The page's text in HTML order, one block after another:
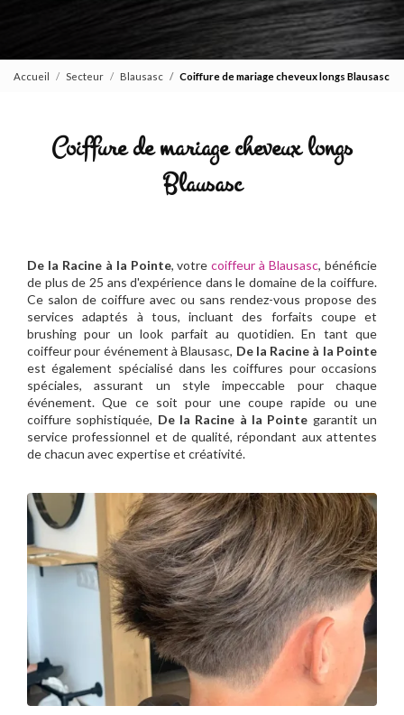
Accueil Secteur Blausasc Coiffure de mariage cheveux longs Blausasc
Coiffure de mariage cheveux longs
Blausasc
De la Racine à la Pointe, votrecoiffeur à Blausasc, bénéficie
de plus de 25 ans d'expérience dans le domaine de la coiffure.
Ce salon de coiffure avec ou sans rendez-vous propose des
services adaptés à tous, incluant des forfaits coupe et
brushing pour un look parfait au quotidien. En tant que
coiffeur pour événement à Blausasc, De la Racine à la Pointe
est également spécialisé dans les coiffures pour occasions
spéciales, assurant un style impeccable pour chaque
événement. Que ce soit pour une coupe rapide ou une
coiffure sophistiquée, De la Racine à la Pointe garantit un
service professionnel et de qualité, répondant aux attentes
de chacun avec expertise et créativité.